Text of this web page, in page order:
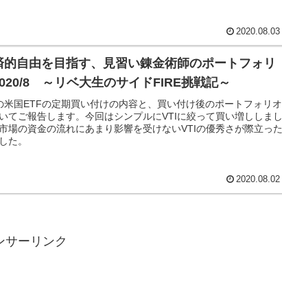
2020.08.03
的自由を目指す、見習い錬金術師のポートフォリ
8 ～リベ大生のサイドFIRE挑戦記～
米国ETFの定期買い付けの内容と、買い付け後のポートフォリオ
てご報告します。今回はシンプルにVTIに絞って買い増ししまし
場の資金の流れにあまり影響を受けないVTIの優秀さが際立った
た。
2020.08.02
サーリンク